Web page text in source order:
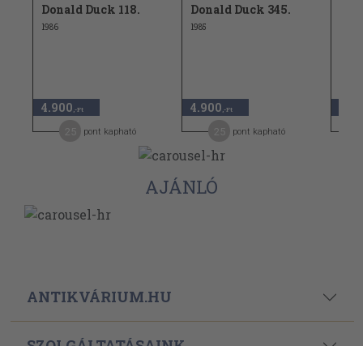
Donald Duck 118.
1986
4.900 ,-Ft
pont kapható
Donald Duck 345.
1985
4.900 ,-Ft
pont kapható
AJÁNLÓ
ANTIKVÁRIUM.HU